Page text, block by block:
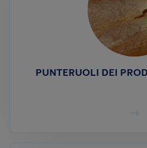
PUNTERUOLI DEI